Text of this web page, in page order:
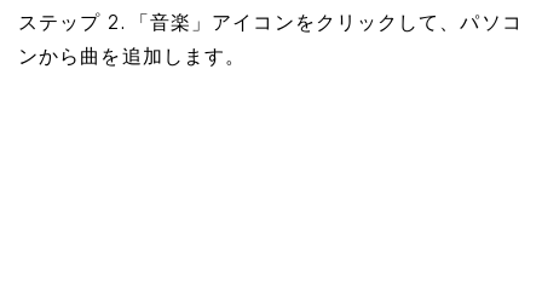
ステップ 2. 「音楽」アイコンをクリックして、パソコ
ンから曲を追加します。